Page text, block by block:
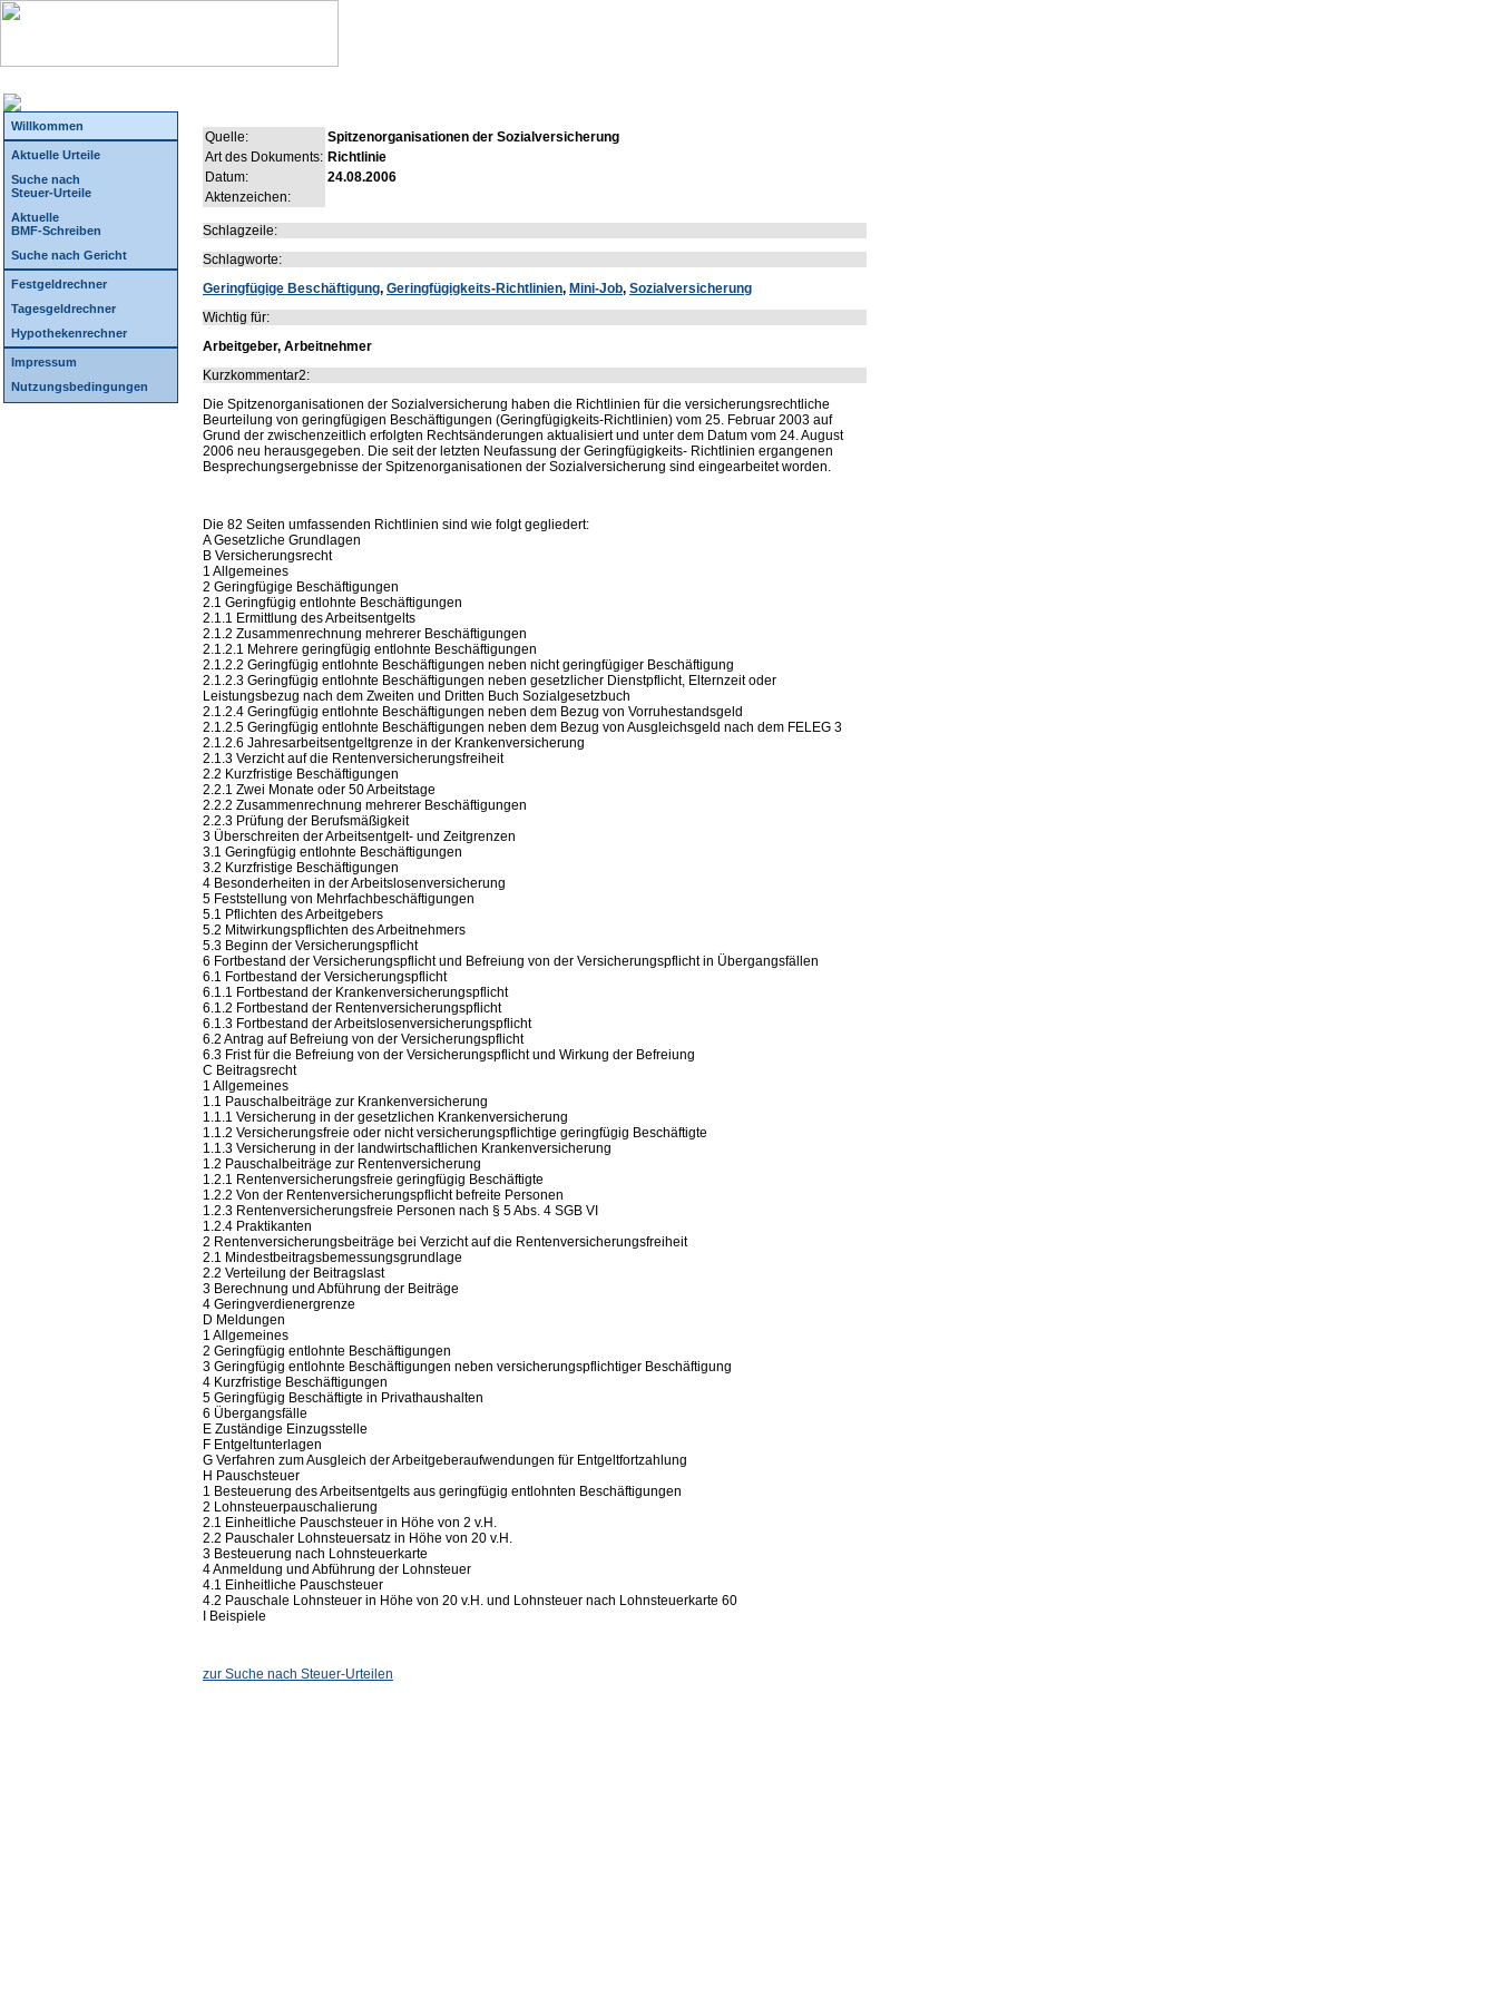
Willkommen
Aktuelle Urteile
Suche nach
Steuer-Urteile
Aktuelle
BMF-Schreiben
Suche nach Gericht
Festgeldrechner
Tagesgeldrechner
Hypothekenrechner
Impressum
Nutzungsbedingungen
Quelle:
Spitzenorganisationen der Sozialversicherung
Art des Dokuments: Richtlinie
Datum:
24.08.2006
Aktenzeichen:
Schlagzeile:
Schlagworte:
Geringfügige Beschäftigung, Geringfügigkeits-Richtlinien, Mini-Job, Sozialversicherung
Wichtig für:
Arbeitgeber, Arbeitnehmer
Kurzkommentar2:
Die Spitzenorganisationen der Sozialversicherung haben die Richtlinien für die versicherungsrechtliche
Beurteilung von geringfügigen Beschäftigungen (Geringfügigkeits-Richtlinien) vom 25. Februar 2003 auf
Grund der zwischenzeitlich erfolgten Rechtsänderungen aktualisiert und unter dem Datum vom 24. August
2006 neu herausgegeben. Die seit der letzten Neufassung der Geringfügigkeits- Richtlinien ergangenen
Besprechungsergebnisse der Spitzenorganisationen der Sozialversicherung sind eingearbeitet worden.
Die 82 Seiten umfassenden Richtlinien sind wie folgt gegliedert:
A Gesetzliche Grundlagen
B Versicherungsrecht
1 Allgemeines
2 Geringfügige Beschäftigungen
2.1 Geringfügig entlohnte Beschäftigungen
2.1.1 Ermittlung des Arbeitsentgelts
2.1.2 Zusammenrechnung mehrerer Beschäftigungen
2.1.2.1 Mehrere geringfügig entlohnte Beschäftigungen
2.1.2.2 Geringfügig entlohnte Beschäftigungen neben nicht geringfügiger Beschäftigung
2.1.2.3 Geringfügig entlohnte Beschäftigungen neben gesetzlicher Dienstpflicht, Elternzeit oder
Leistungsbezug nach dem Zweiten und Dritten Buch Sozialgesetzbuch
2.1.2.4 Geringfügig entlohnte Beschäftigungen neben dem Bezug von Vorruhestandsgeld
2.1.2.5 Geringfügig entlohnte Beschäftigungen neben dem Bezug von Ausgleichsgeld nach dem FELEG 3
2.1.2.6 Jahresarbeitsentgeltgrenze in der Krankenversicherung
2.1.3 Verzicht auf die Rentenversicherungsfreiheit
2.2 Kurzfristige Beschäftigungen
2.2.1 Zwei Monate oder 50 Arbeitstage
2.2.2 Zusammenrechnung mehrerer Beschäftigungen
2.2.3 Prüfung der Berufsmäßigkeit
3 Überschreiten der Arbeitsentgelt- und Zeitgrenzen
3.1 Geringfügig entlohnte Beschäftigungen
3.2 Kurzfristige Beschäftigungen
4 Besonderheiten in der Arbeitslosenversicherung
5 Feststellung von Mehrfachbeschäftigungen
5.1 Pflichten des Arbeitgebers
5.2 Mitwirkungspflichten des Arbeitnehmers
5.3 Beginn der Versicherungspflicht
6 Fortbestand der Versicherungspflicht und Befreiung von der Versicherungspflicht in Übergangsfällen
6.1 Fortbestand der Versicherungspflicht
6.1.1 Fortbestand der Krankenversicherungspflicht
6.1.2 Fortbestand der Rentenversicherungspflicht
6.1.3 Fortbestand der Arbeitslosenversicherungspflicht
6.2 Antrag auf Befreiung von der Versicherungspflicht
6.3 Frist für die Befreiung von der Versicherungspflicht und Wirkung der Befreiung
C Beitragsrecht
1 Allgemeines
1.1 Pauschalbeiträge zur Krankenversicherung
1.1.1 Versicherung in der gesetzlichen Krankenversicherung
1.1.2 Versicherungsfreie oder nicht versicherungspflichtige geringfügig Beschäftigte
1.1.3 Versicherung in der landwirtschaftlichen Krankenversicherung
1.2 Pauschalbeiträge zur Rentenversicherung
1.2.1 Rentenversicherungsfreie geringfügig Beschäftigte
1.2.2 Von der Rentenversicherungspflicht befreite Personen
1.2.3 Rentenversicherungsfreie Personen nach § 5 Abs. 4 SGB VI
1.2.4 Praktikanten
2 Rentenversicherungsbeiträge bei Verzicht auf die Rentenversicherungsfreiheit
2.1 Mindestbeitragsbemessungsgrundlage
2.2 Verteilung der Beitragslast
3 Berechnung und Abführung der Beiträge
4 Geringverdienergrenze
D Meldungen
1 Allgemeines
2 Geringfügig entlohnte Beschäftigungen
3 Geringfügig entlohnte Beschäftigungen neben versicherungspflichtiger Beschäftigung
4 Kurzfristige Beschäftigungen
5 Geringfügig Beschäftigte in Privathaushalten
6 Übergangsfälle
E Zuständige Einzugsstelle
F Entgeltunterlagen
G Verfahren zum Ausgleich der Arbeitgeberaufwendungen für Entgeltfortzahlung
H Pauschsteuer
1 Besteuerung des Arbeitsentgelts aus geringfügig entlohnten Beschäftigungen
2 Lohnsteuerpauschalierung
2.1 Einheitliche Pauschsteuer in Höhe von 2 v.H.
2.2 Pauschaler Lohnsteuersatz in Höhe von 20 v.H.
3 Besteuerung nach Lohnsteuerkarte
4 Anmeldung und Abführung der Lohnsteuer
4.1 Einheitliche Pauschsteuer
4.2 Pauschale Lohnsteuer in Höhe von 20 v.H. und Lohnsteuer nach Lohnsteuerkarte 60
I Beispiele
zur Suche nach Steuer-Urteilen